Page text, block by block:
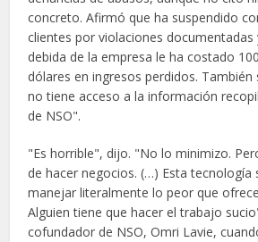
concreto. Afirmó que ha suspendido
clientes por violaciones documentadas
debida de la empresa le ha costado
dólares en ingresos perdidos. También
no tiene acceso a la información
de NSO".
"Es horrible", dijo. "No lo minimizo.
de hacer negocios. (…) Esta tecnología
manejar literalmente lo peor que
Alguien tiene que hacer el trabajo
cofundador de NSO, Omri Lavie,